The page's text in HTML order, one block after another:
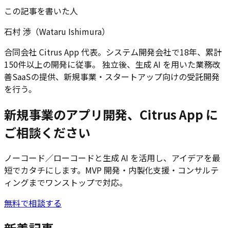
この記事を書いた人
石村 渉（Wataru Ishimura）
合同会社 Citrus App 代表。システム開発会社で18年、累計
150件以上の開発に従事。 独立後、生成 AI を用いた業務改
善SaaSの提供、新規事業・スタートアップ向けの受託開発
を行う。
新規事業のアプリ開発、Citrus App に
ご相談ください
ノーコード／ローコードと生成 AI を活用し、アイデアを最
短でカタチにします。MVP 開発・内製化支援・コンサルテ
ィングまでワンストップで対応。
無料で相談する